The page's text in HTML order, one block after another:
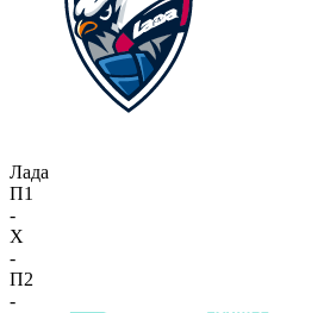
Лада
П1
-
X
-
П2
-